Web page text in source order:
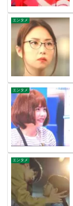
エンタメ
エンタメ
エンタメ